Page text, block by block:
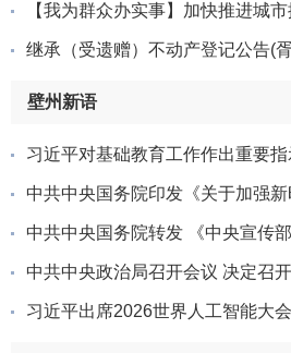
壁州新语